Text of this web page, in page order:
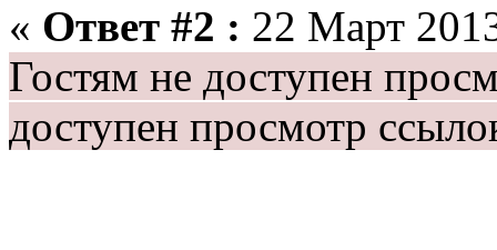
« Ответ #2 : 22 Март
Гостям не доступен
доступен просмотр